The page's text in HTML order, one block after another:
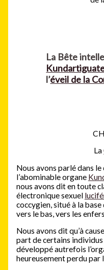
La Bête
l’éveil de la
La
Nous avons parlé dans
l’abominable organe
nous avons dit en toute
électronique sexuel
coccygien, situé à la base
vers le bas, vers les
Nous avons dit qu’à
part de certains individus
développé autrefois
heureusement perdu par